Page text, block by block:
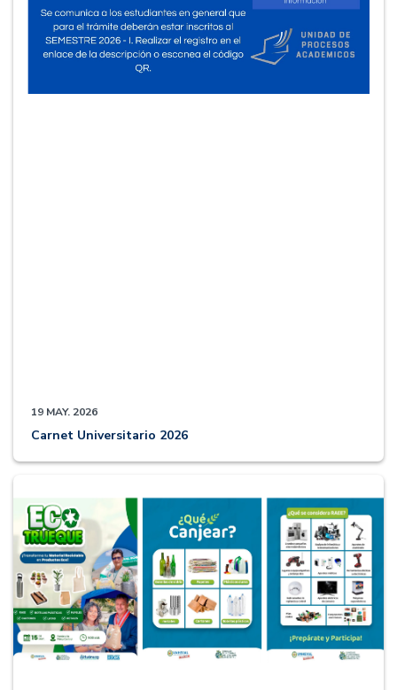
19 MAY. 2026
Carnet Universitario 2026